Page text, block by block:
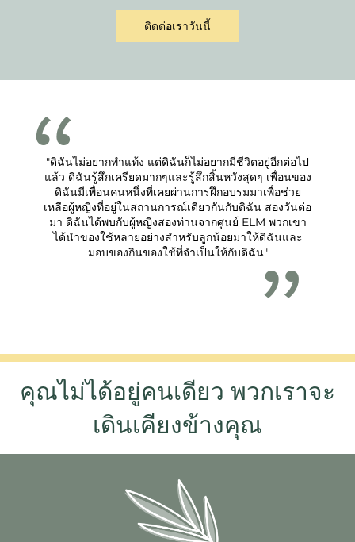
ติดต่อเราวันนี้
"ดิฉันไม่อยากทำแท้ง แต่ดิฉันก็ไม่อยากมีชีวิตอยู่อีกต่อไป
แล้ว ดิฉันรู้สึกเครียดมากๆและรู้สึกสิ้นหวังสุดๆ เพื่อนของ
ดิฉันมีเพื่อนคนหนึ่งที่เคยผ่านการฝึกอบรมมาเพื่อช่วย
เหลือผู้หญิงที่อยู่ในสถานการณ์เดียวกันกับดิฉัน สองวันต่อ
มา ดิฉันได้พบกับผู้หญิงสองท่านจากศูนย์ ELM พวกเขา
ได้นำของใช้หลายอย่างสำหรับลูกน้อยมาให้ดิฉันและ
มอบของกินของใช้ที่จำเป็นให้กับดิฉัน"
คุณไม่ได้อยู่คนเดียว พวกเราจะ
เดินเคียงข้างคุณ